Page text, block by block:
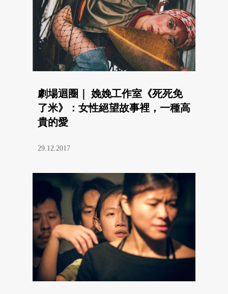
劇場迴圈｜ 娩娩工作室《死死免
了米》：女性絕望故事裡，一種高
貴的愛
29.12.2017